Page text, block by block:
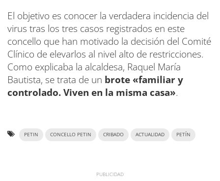
El objetivo es conocer la verdadera incidencia del
virus tras los tres casos registrados en este
concello que han motivado la decisión del Comité
Clínico de elevarlos al nivel alto de restricciones.
Como explicaba la alcaldesa, Raquel María
Bautista, se trata de un brote «familiar y
controlado. Viven en la misma casa».
PETIN CONCELLO PETIN CRIBADO ACTUALIDAD PETÍN